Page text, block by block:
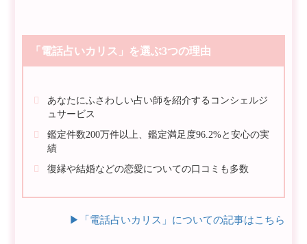
「電話占いカリス」を選ぶ3つの理由
あなたにふさわしい占い師を紹介するコンシェルジ
ュサービス
鑑定件数200万件以上、鑑定満足度96.2%と安心の実
績
復縁や結婚などの恋愛についての口コミも多数
▶︎「電話占いカリス」についての記事はこちら